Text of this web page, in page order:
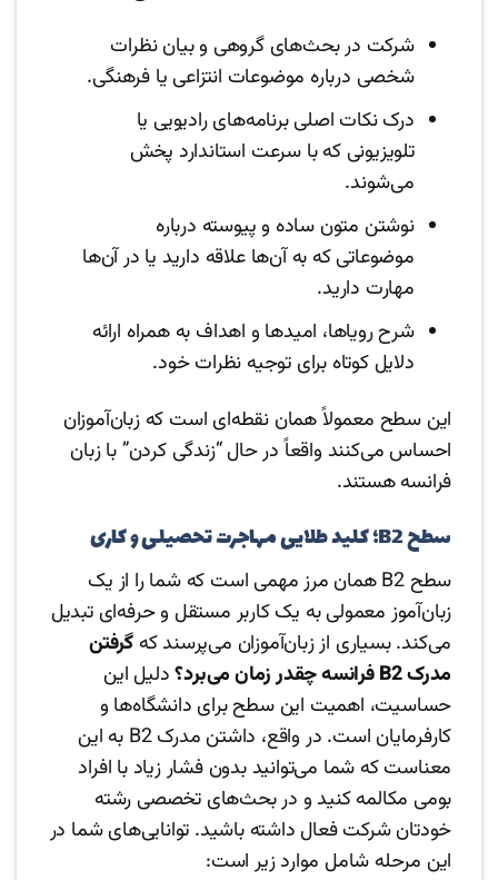
شرکت در بحث‌های گروهی و بیان نظرات
شخصی درباره موضوعات انتزاعی یا فرهنگی.
درک نکات اصلی برنامه‌های رادیویی یا
تلویزیونی که با سرعت استاندارد پخش
می‌شوند.
نوشتن متون ساده و پیوسته درباره
موضوعاتی که به آن‌ها علاقه دارید یا در آن‌ها
مهارت دارید.
شرح رویاها، امیدها و اهداف به همراه ارائه
دلایل کوتاه برای توجیه نظرات خود.
این سطح معمولاً همان نقطه‌ای است که زبان‌آموزان
احساس می‌کنند واقعاً در حال “زندگی کردن” با زبان
فرانسه هستند.
سطح B2؛ کلید طلایی مهاجرت تحصیلی و کاری
سطح B2 همان مرز مهمی است که شما را از یک
زبان‌آموز معمولی به یک کاربر مستقل و حرفه‌ای تبدیل
می‌کند. بسیاری از زبان‌آموزان می‌پرسند کهگرفتن
مدرک B2 فرانسه چقدر زمان می‌برد؟
دلیل این
حساسیت، اهمیت این سطح برای دانشگاه‌ها و
کارفرمایان است. در واقع، داشتن مدرک B2 به این
معناست که شما می‌توانید بدون فشار زیاد با افراد
بومی مکالمه کنید و در بحث‌های تخصصی رشته
خودتان شرکت فعال داشته باشید. توانایی‌های شما در
این مرحله شامل موارد زیر است: